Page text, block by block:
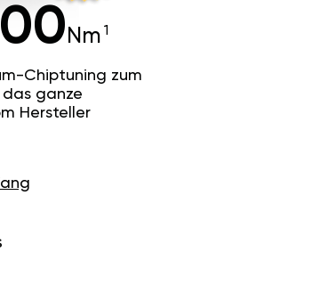
Nm
Chiptuning zum
das ganze
Hersteller